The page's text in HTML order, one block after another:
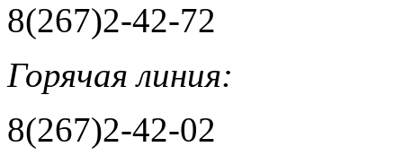
8(267)2-42-72
Горячая линия:
8(267)2-42-02